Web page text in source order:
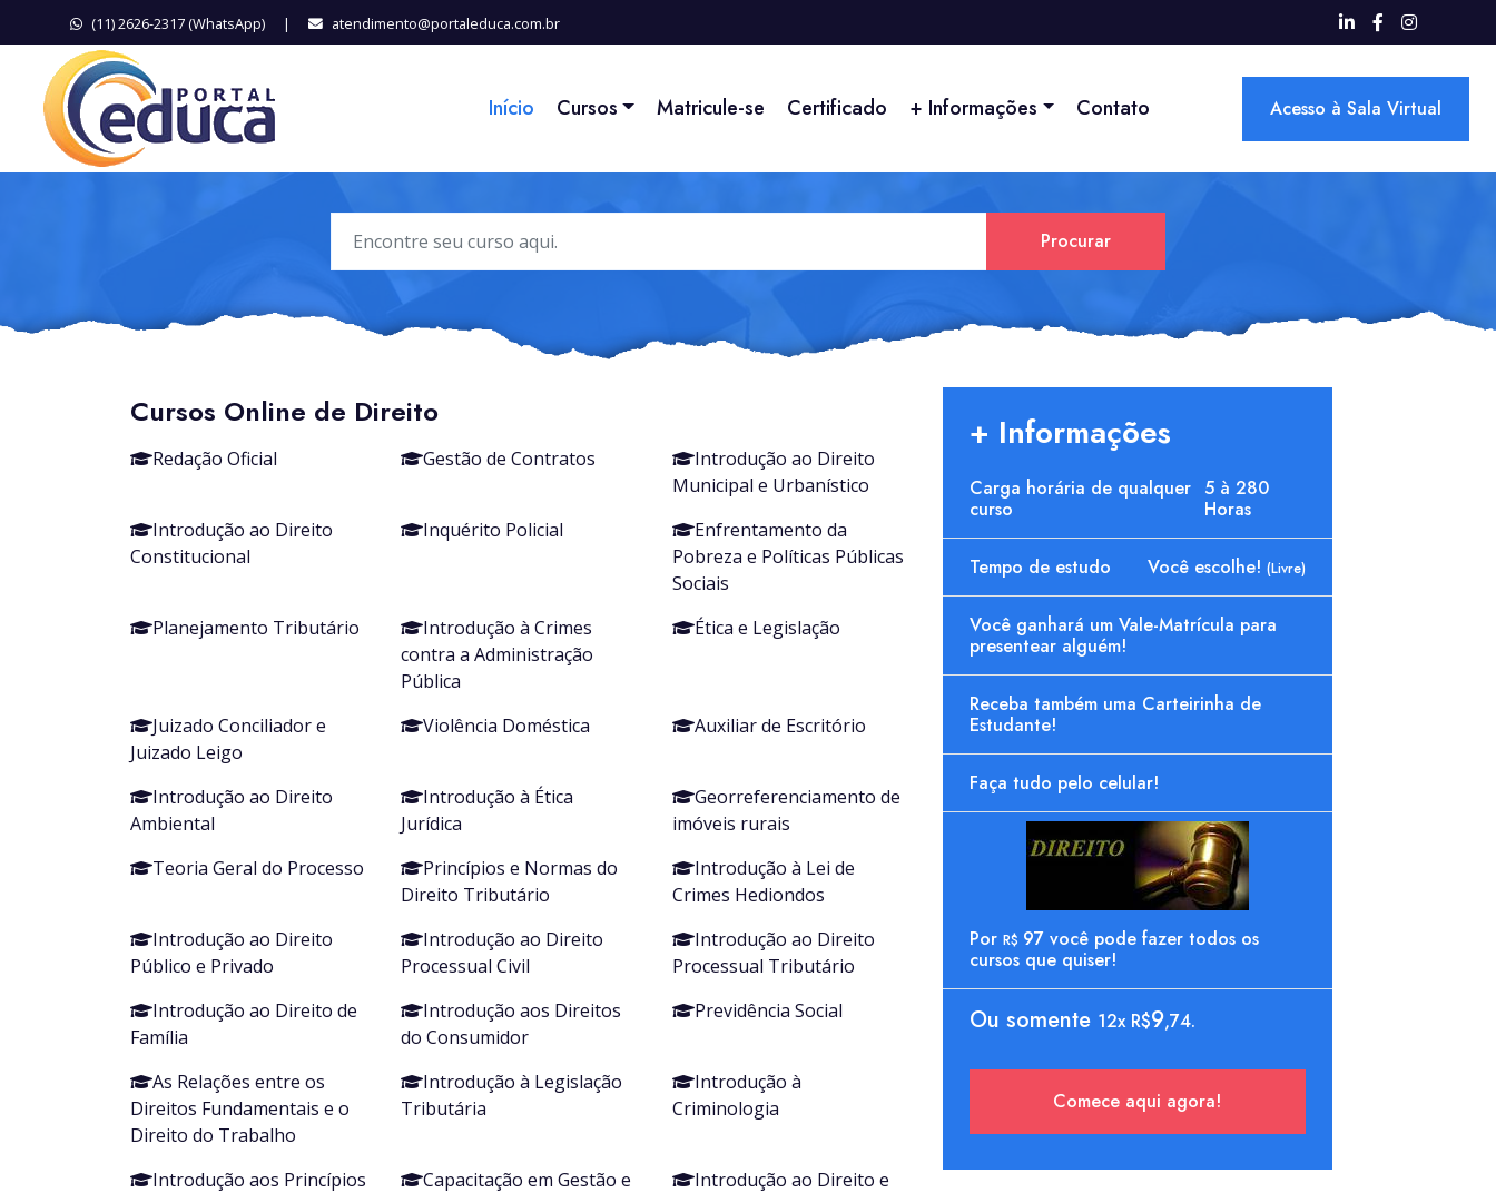
(11) 2626-2317 (WhatsApp) | atendimento@portaleduca.com.br
Início Cursos Matricule-se Certificado + Informações Contato Acesso à Sala Virtual
Procurar
Cursos Online de Direito
Redação Oficial Gestão de Contratos
Introdução ao Direito
Municipal e Urbanístico
Introdução ao Direito
Constitucional
Inquérito Policial
Enfrentamento da
Pobreza e Políticas Públicas
Sociais
Planejamento Tributário
Introdução à Crimes
contra a Administração
Pública
Ética e Legislação
Juizado Conciliador e
Juizado Leigo
Violência Doméstica Auxiliar de Escritório
Introdução ao Direito
Ambiental
Introdução à Ética
Jurídica
Georreferenciamento de
imóveis rurais
Teoria Geral do Processo
Princípios e Normas do
Direito Tributário
Introdução à Lei de
Crimes Hediondos
Introdução ao Direito
Público e Privado
Introdução ao Direito
Processual Civil
Introdução ao Direito
Processual Tributário
Introdução ao Direito de
Família
Introdução aos Direitos
do Consumidor
Previdência Social
As Relações entre os
Direitos Fundamentais e o
Direito do Trabalho
Introdução à Legislação
Tributária
Introdução à
Criminologia
Introdução aos Princípios
Capacitação em Gestão e
Introdução ao Direito e
+ Informações
Carga horária de qualquer
curso
5 à 280
Horas
Tempo de estudo Você escolhe! (Livre)
Você ganhará um Vale-Matrícula para
presentear alguém!
Receba também uma Carteirinha de
Estudante!
Faça tudo pelo celular!
Por R$ 97 você pode fazer todos os
cursos que quiser!
Ou somente 12x R$9,74.
Comece aqui agora!